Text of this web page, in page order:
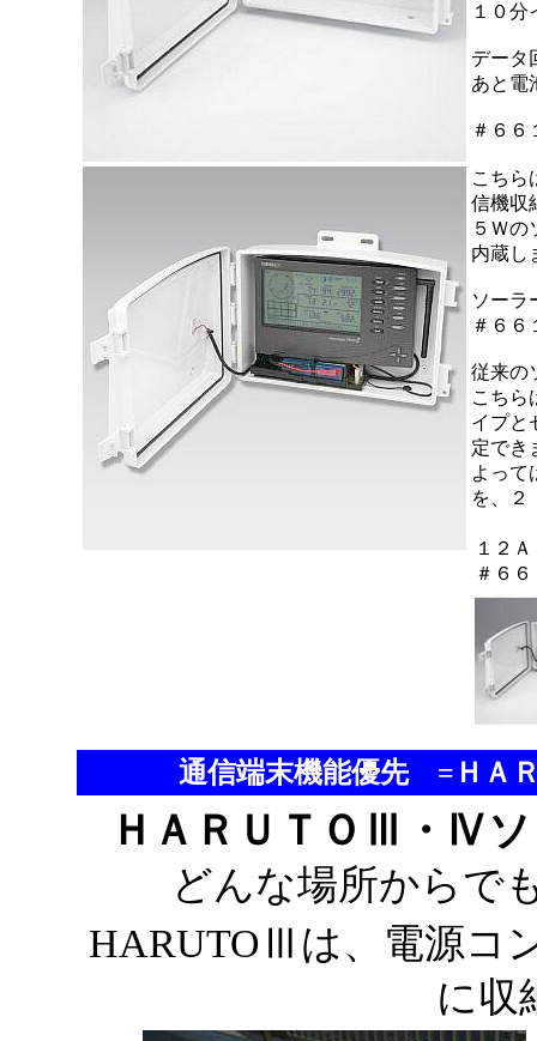
１０
データ
あと電
＃６
こちら
信機収
５Ｗ
内蔵し
ソーラ
＃６
従来の
こちら
イプと
定でき
よって
を、２
１２
＃６
通信端末機能優先 =Ｈ
ＨＡＲＵＴＯⅢ・Ⅳ
どんな場所からで
HARUTOⅢは、電源コ
に収